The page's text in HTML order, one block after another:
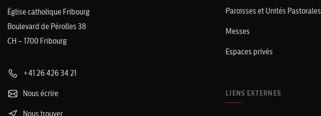
Église catholique Fribourg
Boulevard de Pérolles 38
CH – 1700 Fribourg
+41 26 426 34 21
Nous écrire
Nous trouver
Paroisses et Unités Pastorales
Messes
Espaces privés
LIENS EXTERNES